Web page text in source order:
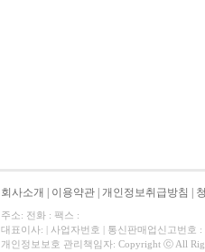
회사소개 이용약관 개인정보취급방침
주소: 전화 : 팩스 :
대표이사: | 사업자번호 | 통신판매업신고번호 :
개인정보보호 관리책임자: Copyright ⓒ All